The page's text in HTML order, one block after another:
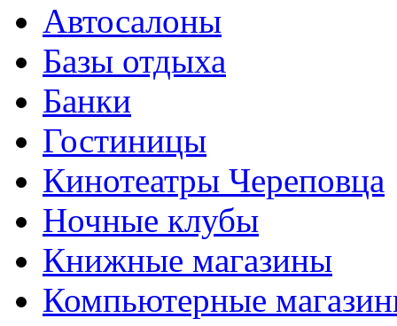
Автосалоны
Базы отдыха
Банки
Гостиницы
Кинотеатры Череповца
Ночные клубы
Книжные магазины
Компьютерные